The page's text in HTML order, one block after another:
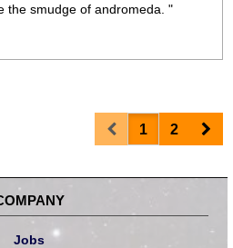
the smudge of andromeda. "
Prev1 2
Jobs